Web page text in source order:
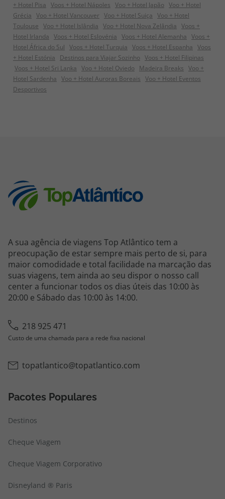
+ Hotel Pisa Voos + Hotel Nápoles Voo + Hotel Japão Voo + Hotel
Grécia Voo + Hotel Vancouver Voo + Hotel Suiça Voo + Hotel
Toulouse Voo + Hotel Islândia Voo + Hotel Nova Zelândia Voos +
Hotel Irlanda Voos + Hotel Eslovénia Voos + Hotel Alemanha Voos +
Hotel África do Sul Voos + Hotel Turquia Voos + Hotel Espanha Voos
+ Hotel Estónia
Destinos para Viajar Sozinho Voos + Hotel Filipinas
Voos + Hotel Sri Lanka Voo + Hotel Oviedo Madeira Breaks Voo +
Hotel Sardenha Voo + Hotel Auroras Boreais Voo + Hotel Eventos
Desportivos
A sua agência de viagens Top Atlântico tem a
preocupação de estar sempre mais perto de si, para
maior comodidade e total facilidade na marcação das
suas viagens, tem ainda ao seu dispor o nosso call
center a funcionar todos os dias úteis das 10:00 às
20:00 e Sábado das 10:00 às 14:00.
218 925 471
Custo de uma chamada para a rede fixa nacional
topatlantico@topatlantico.com
Pacotes Populares
Destinos
Cheque Viagem
Cheque Viagem Corporativo
Disneyland ® Paris